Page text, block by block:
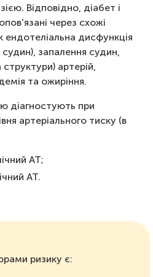
Відповідно, діабет і
через схожі
ендотеліальна дисфункція
запалення судин,
артерій,
та ожиріння.
діагностують при
артеріального тиску (в
АТ;
АТ.
ризику є: